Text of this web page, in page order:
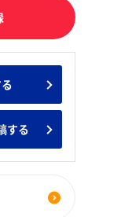
ターン人気企業ランキ
ト一覧
する